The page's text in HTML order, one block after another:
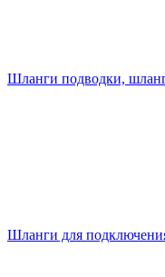
Шланги подводки,
Шланги для